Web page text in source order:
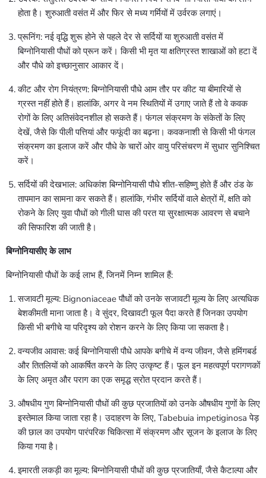
होता है। शुरुआती वसंत में और फिर से मध्य गर्मियों में उर्वरक लगाएं।
प्रूनिंग: नई वृद्धि शुरू होने से पहले देर से सर्दियों या शुरुआती वसंत में
बिग्नोनियासी पौधों को प्रून करें। किसी भी मृत या क्षतिग्रस्त शाखाओं को हटा दें
और पौधे को इच्छानुसार आकार दें।
कीट और रोग नियंत्रण: बिग्नोनियासी पौधे आम तौर पर कीट या बीमारियों से
ग्रस्त नहीं होते हैं। हालांकि, अगर वे नम स्थितियों में उगाए जाते हैं तो वे कवक
रोगों के लिए अतिसंवेदनशील हो सकते हैं। फंगल संक्रमण के संकेतों के लिए
देखें, जैसे कि पीली पत्तियां और फफूंदी का बढ़ना। कवकनाशी से किसी भी फंगल
संक्रमण का इलाज करें और पौधे के चारों ओर वायु परिसंचरण में सुधार सुनिश्चित
करें।
सर्दियों की देखभाल: अधिकांश बिग्नोनियासी पौधे शीत-सहिष्णु होते हैं और ठंड के
तापमान का सामना कर सकते हैं। हालांकि, गंभीर सर्दियों वाले क्षेत्रों में, क्षति को
रोकने के लिए युवा पौधों को गीली घास की परत या सुरक्षात्मक आवरण से बचाने
की सिफारिश की जाती है।
बिग्नोनियासीए के लाभ
बिग्नोनियासी पौधों के कई लाभ हैं, जिनमें निम्न शामिल हैं:
सजावटी मूल्य: Bignoniaceae पौधों को उनके सजावटी मूल्य के लिए अत्यधिक
बेशकीमती माना जाता है। वे सुंदर, दिखावटी फूल पैदा करते हैं जिनका उपयोग
किसी भी बगीचे या परिदृश्य को रोशन करने के लिए किया जा सकता है।
वन्यजीव आवास: कई बिग्नोनियासी पौधे आपके बगीचे में वन्य जीवन, जैसे हमिंगबर्ड
और तितलियों को आकर्षित करने के लिए उत्कृष्ट हैं। फूल इन महत्वपूर्ण परागणकों
के लिए अमृत और पराग का एक समृद्ध स्रोत प्रदान करते हैं।
औषधीय गुण बिग्नोनियासी पौधों की कुछ प्रजातियों को उनके औषधीय गुणों के लिए
इस्तेमाल किया जाता रहा है। उदाहरण के लिए, Tabebuia impetiginosa पेड़
की छाल का उपयोग पारंपरिक चिकित्सा में संक्रमण और सूजन के इलाज के लिए
किया गया है।
इमारती लकड़ी का मूल्य: बिग्नोनियासी पौधों की कुछ प्रजातियाँ, जैसे कैटाल्पा और